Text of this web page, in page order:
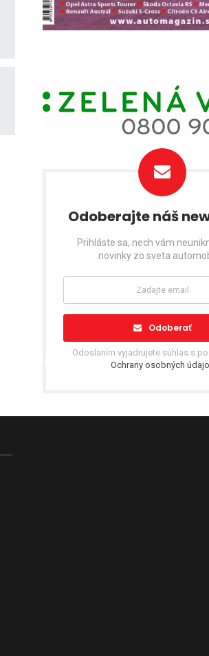
Odoberajte náš
Prihláste sa, nech vám
novinky zo sveta
Odoberať
Odoslaním vyjadrujete súhlas s
Ochrany osobných